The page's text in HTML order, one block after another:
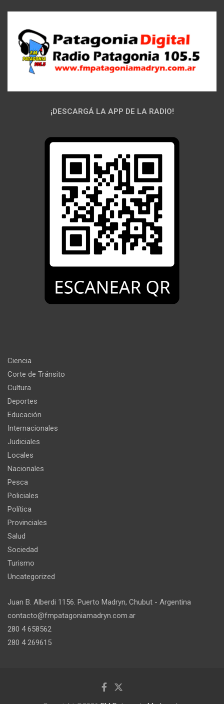
¡DESCARGÁ LA APP DE LA RADIO!
Ciencia
Corte de Tránsito
Cultura
Deportes
Educación
Internacionales
Judiciales
Locales
Nacionales
Pesca
Policiales
Política
Provinciales
Salud
Sociedad
Turismo
Uncategorized
Juan B. Alberdi 1156. Puerto Madryn, Chubut - Argentina
contacto@fmpatagoniamadryn.com.ar
280 4 658562
280 4 269615